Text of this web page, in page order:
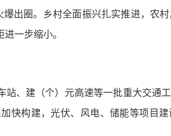
出圈。乡村全面振兴扎实推进，农
一步缩小。
、建（个）元高速等一批重大交通
快构建，光伏、风电、储能等项目